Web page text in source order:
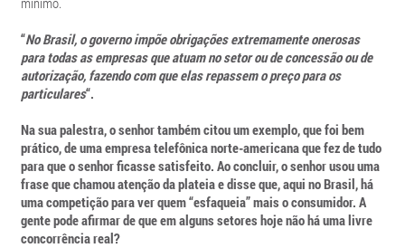
“No Brasil, o governo impõe obrigações extremamente onerosas
para todas as empresas que atuam no setor ou de concessão ou de
autorização, fazendo com que elas repassem o preço para os
particulares“.
Na sua palestra, o senhor também citou um exemplo, que foi bem
prático, de uma empresa telefônica norte-americana que fez de tudo
para que o senhor ficasse satisfeito. Ao concluir, o senhor usou uma
frase que chamou atenção da plateia e disse que, aqui no Brasil, há
uma competição para ver quem “esfaqueia” mais o consumidor. A
gente pode afirmar de que em alguns setores hoje não há uma livre
concorrência real?